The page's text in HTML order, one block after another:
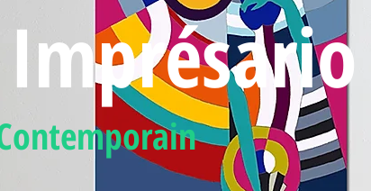
Imprésario